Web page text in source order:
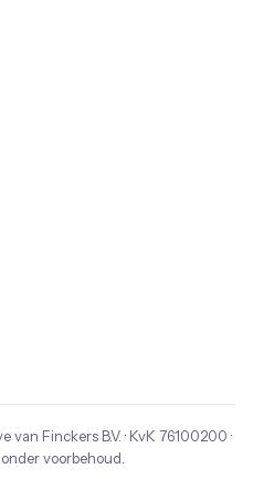
van Finckers B.V. · KvK 76100200 ·
voorbehoud.